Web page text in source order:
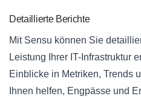
Detaillierte Berichte
Mit Sensu können Sie
Leistung Ihrer IT-Infrastruktur
Einblicke in Metriken, Trends
Ihnen helfen, Engpässe und